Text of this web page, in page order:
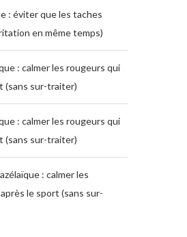
: éviter que les taches
en même temps)
: calmer les rougeurs qui
(sans sur-traiter)
: calmer les rougeurs qui
(sans sur-traiter)
: calmer les
le sport (sans sur-